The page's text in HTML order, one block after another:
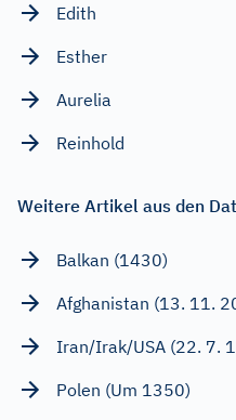
Edith
Esther
Aurelia
Reinhold
Weitere Artikel aus den
Balkan (1430)
Afghanistan (13. 11.
Iran/Irak/USA (22. 7.
Polen (Um 1350)